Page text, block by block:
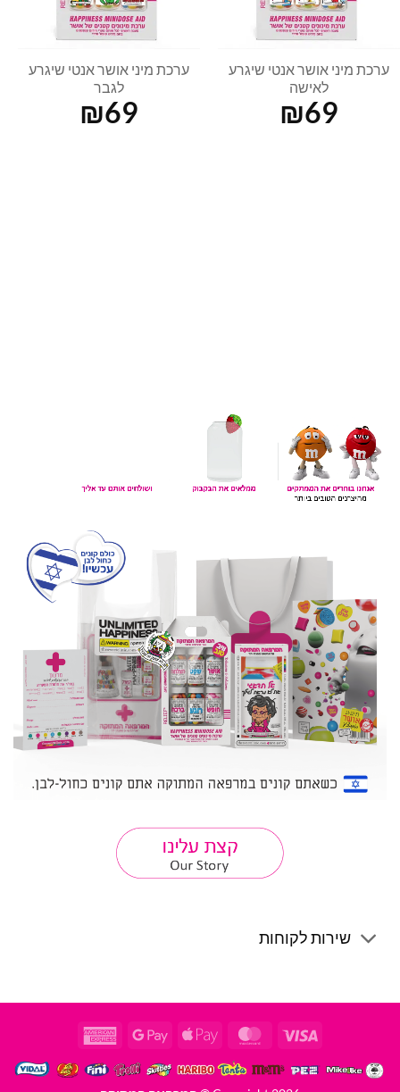
ערכת מיני אושר אנטי שיגרע
לאישה
₪69
ערכת מיני אושר אנטי שיגרע
לגבר
₪69
שירות לקוחות
Visa
MasterCard
Apple
Google